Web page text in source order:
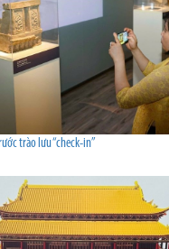
trào lưu “check-in”